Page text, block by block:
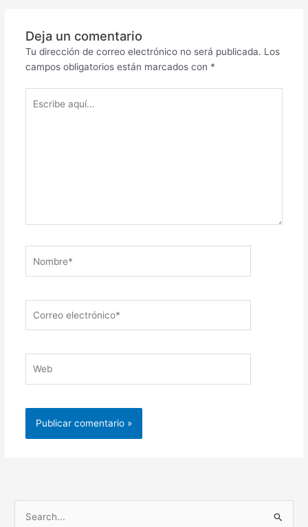
Deja un comentario
Tu dirección de correo electrónico no será publicada. Los
campos obligatorios están marcados con *
aquí...
electrónico*